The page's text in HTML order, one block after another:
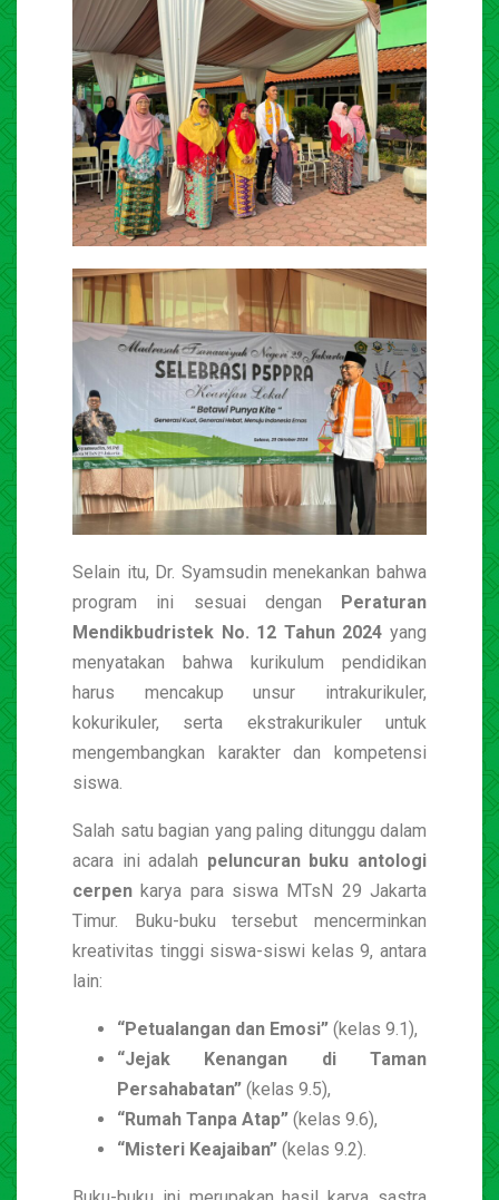
Selain itu, Dr. Syamsudin menekankan bahwa
program ini sesuai dengan Peraturan
Mendikbudristek No. 12 Tahun 2024 yang
menyatakan bahwa kurikulum pendidikan
harus mencakup unsur intrakurikuler,
kokurikuler, serta ekstrakurikuler untuk
mengembangkan karakter dan kompetensi
siswa.
Salah satu bagian yang paling ditunggu dalam
acara ini adalah peluncuran buku antologi
cerpen karya para siswa MTsN 29 Jakarta
Timur. Buku-buku tersebut mencerminkan
kreativitas tinggi siswa-siswi kelas 9, antara
lain:
“Petualangan dan Emosi” (kelas 9.1),
“Jejak Kenangan di Taman
Persahabatan” (kelas 9.5),
“Rumah Tanpa Atap” (kelas 9.6),
“Misteri Keajaiban” (kelas 9.2).